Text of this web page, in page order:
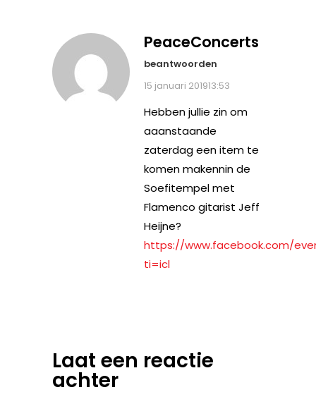
PeaceConcerts
beantwoorden
15 januari 201913:53
Hebben jullie zin om
aaanstaande
zaterdag een item te
komen makennin de
Soefitempel met
Flamenco gitarist Jeff
Heijne?
https://www.facebook.com/
ti=icl
Laat een reactie
achter